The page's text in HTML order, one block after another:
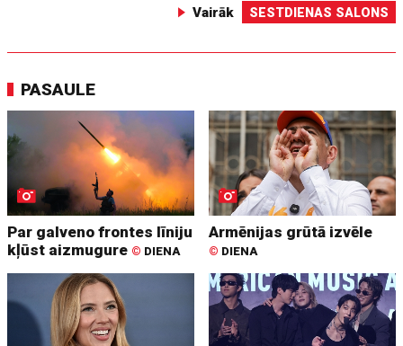
Vairāk SESTDIENAS SALONS
PASAULE
Par galveno frontes līniju
kļūst aizmugure © DIENA
Armēnijas grūtā izvēle
© DIENA